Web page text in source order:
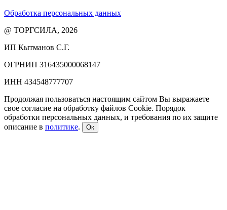
Обработка персональных данных
@ ТОРГСИЛА, 2026
ИП Кытманов С.Г.
ОГРНИП 316435000068147
ИНН 434548777707
Продолжая пользоваться настоящим сайтом Вы выражаете
свое согласие на обработку файлов Cookie. Порядок
обработки персональных данных, и требования по их защите
описание в политике. Ок